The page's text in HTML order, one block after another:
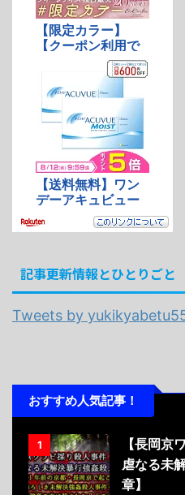
記事更新情報とひとりごと
Tweets by
おすすめ人気記事！
1
【長岡京
虐なる未
章】